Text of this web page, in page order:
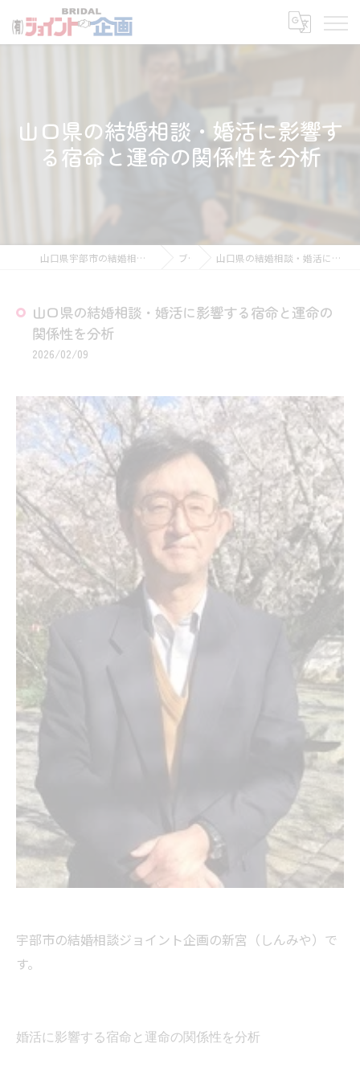
山口県の結婚相談・婚活に影響す
る宿命と運命の関係性を分析
山口県宇部市の結婚相談所なら有限会社ジョイント企画 ブログ 山口県の結婚相談・婚活に影響する宿命と運命の関係性を分析
山口県の結婚相談・婚活に影響する宿命と運命の
関係性を分析
2026/02/09
宇部市の結婚相談ジョイント企画の新宮（しんみや）で
す。
婚活に影響する宿命と運命の関係性を分析